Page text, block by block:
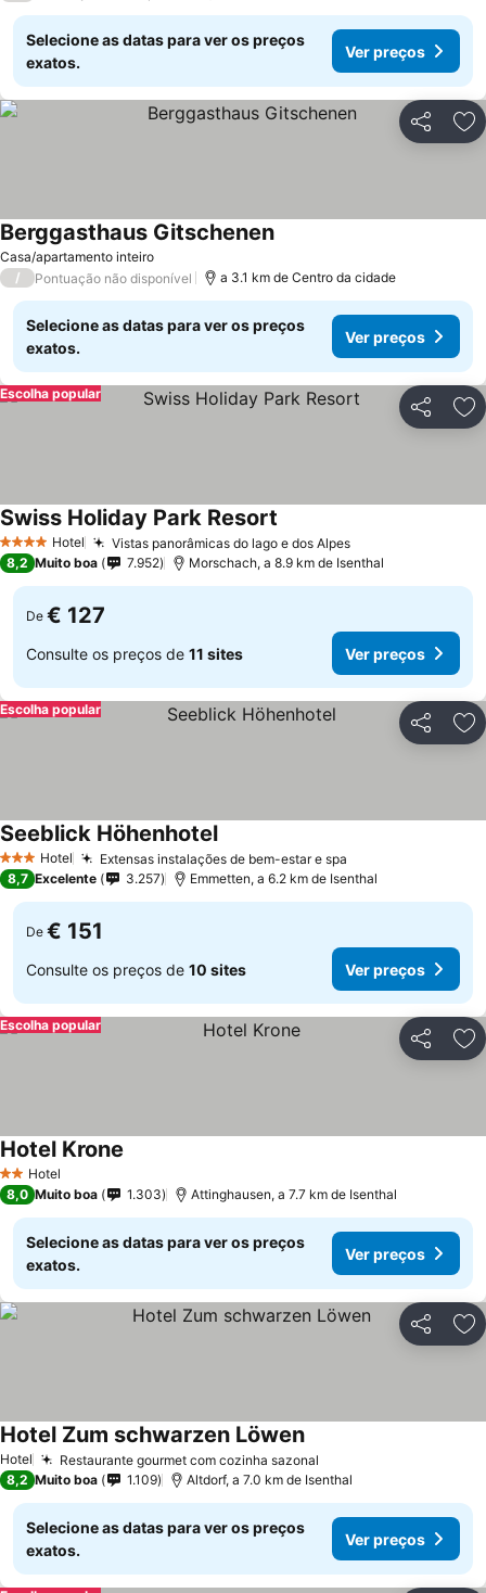
Selecione as datas para ver os preços
exatos.
Ver preços
Partilhar
Casa/apartamento inteiro
Berggasthaus Gitschenen
/ Pontuação não disponível a 3.1 km de Centro da cidade
Selecione as datas para ver os preços
exatos.
Ver preços
Partilhar
Escolha popular
4 EstrelasHotel Vistas panorâmicas do lago e dos Alpes
Swiss Holiday Park Resort
8,2 Muito boa 7.952 Morschach, a 8.9 km de Isenthal
De € 127
Consulte os preços de 11 sites Ver preços
Partilhar
Escolha popular
3 EstrelasHotel Extensas instalações de bem-estar e spa
Seeblick Höhenhotel
8,7 Excelente 3.257 Emmetten, a 6.2 km de Isenthal
De € 151
Consulte os preços de 10 sites Ver preços
Partilhar
Escolha popular
2 Estrelas
Hotel
Hotel Krone
8,0 Muito boa 1.303 Attinghausen, a 7.7 km de Isenthal
Selecione as datas para ver os preços
exatos.
Ver preços
Partilhar
Hotel Restaurante gourmet com cozinha sazonal
Hotel Zum schwarzen Löwen
8,2 Muito boa 1.109 Altdorf, a 7.0 km de Isenthal
Selecione as datas para ver os preços
exatos.
Ver preços